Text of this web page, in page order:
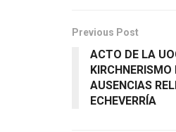
Previous Post
ACTO DE LA
AUSENCIAS
ECHEVERRÍA